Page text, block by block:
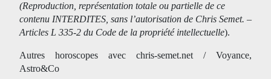
(Reproduction, représentation totale ou partielle de ce
contenu INTERDITES, sans l’autorisation de Chris Semet. –
Articles L 335-2 du Code de la propriété intellectuelle).
Autres horoscopes avec chris-semet.net / Voyance,
Astro&Co